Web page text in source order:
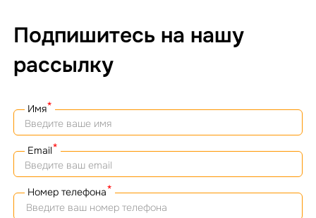
Подпишитесь на нашу
рассылку
Имя*
Email*
Номер телефона*